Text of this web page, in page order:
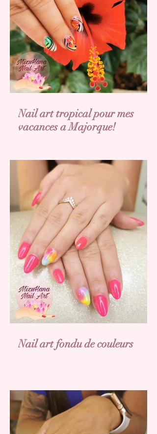
Nail art tropical pour mes
vacances a Majorque!
Nail art fondu de couleurs